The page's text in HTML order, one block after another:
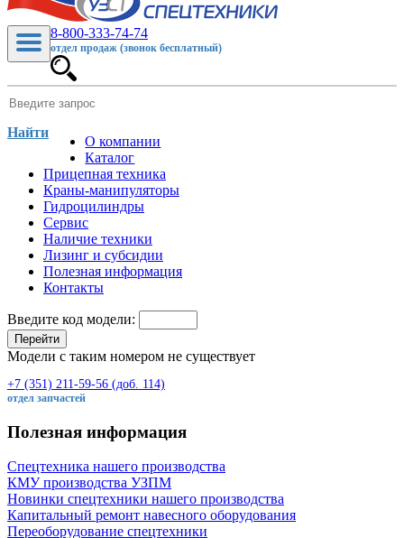
8-800-333-74-74
отдел продаж (звонок бесплатный)
Найти
О компании
Каталог
Прицепная техника
Краны-манипуляторы
Гидроцилиндры
Сервис
Наличие техники
Лизинг и субсидии
Полезная информация
Контакты
Введите код модели:
Перейти
Модели с таким номером не существует
+7 (351) 211-59-56 (доб. 114)
отдел запчастей
Полезная информация
Спецтехника нашего производства
КМУ производства УЗПМ
Новинки спецтехники нашего производства
Капитальный ремонт навесного оборудования
Переоборудование спецтехники